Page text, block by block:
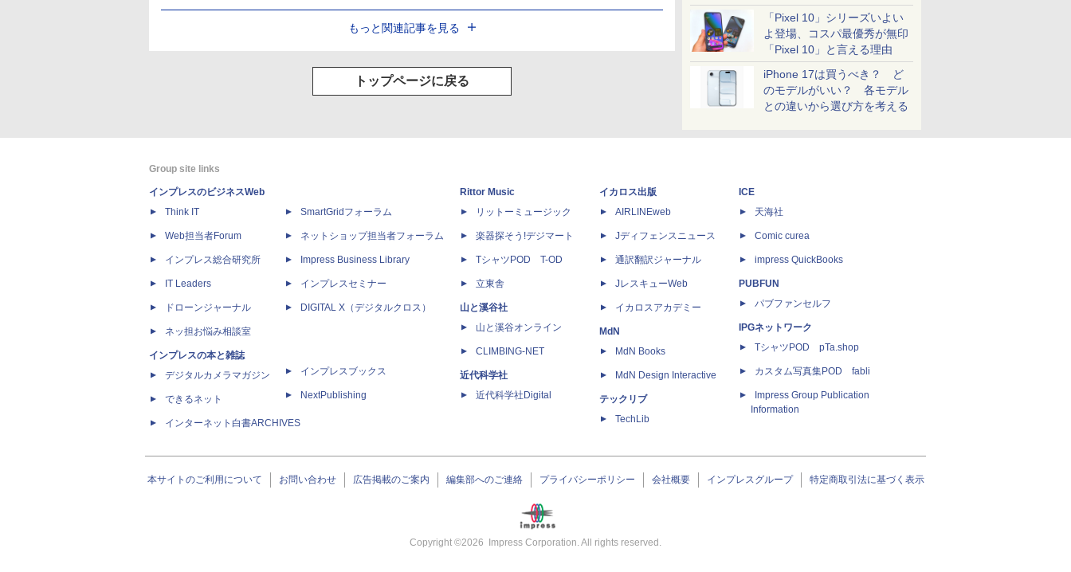
「Pixel 10」シリーズいよい
よ登場、コスパ最優秀が無印
「Pixel 10」と言える理由
iPhone 17は買うべき？ ど
のモデルがいい？ 各モデル
との違いから選び方を考える
もっと関連記事を見る
トップページに戻る
Group site links
インプレスのビジネスWeb
Think IT
Web担当者Forum
インプレス総合研究所
IT Leaders
ドローンジャーナル
ネッ担お悩み相談室
インプレスの本と雑誌
デジタルカメラマガジン
できるネット
インターネット白書ARCHIVES
SmartGridフォーラム
ネットショップ担当者フォーラム
Impress Business Library
インプレスセミナー
DIGITAL X（デジタルクロス）
インプレスブックス
NextPublishing
Rittor Music
リットーミュージック
楽器探そう!デジマート
TシャツPOD T-OD
立東舎
山と溪谷社
山と溪谷オンライン
CLIMBING-NET
近代科学社
近代科学社Digital
イカロス出版
AIRLINEweb
Jディフェンスニュース
通訳翻訳ジャーナル
JレスキューWeb
イカロスアカデミー
MdN
MdN Books
MdN Design Interactive
テックリブ
TechLib
ICE
天海社
Comic curea
impress QuickBooks
PUBFUN
パブファンセルフ
IPGネットワーク
TシャツPOD pTa.shop
カスタム写真集POD fabli
Impress Group Publication
Information
本サイトのご利用について お問い合わせ 広告掲載のご案内 編集部へのご連絡 プライバシーポリシー 会社概要 インプレスグループ 特定商取引法に基づく表示
Copyright ©2026 Impress Corporation. All rights reserved.